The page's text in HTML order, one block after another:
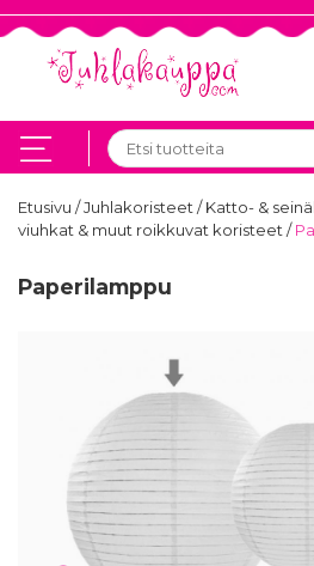
Etusivu /Juhlakoristeet/Katto- &
viuhkat & muut roikkuvat koristeet/
Paperilamppu